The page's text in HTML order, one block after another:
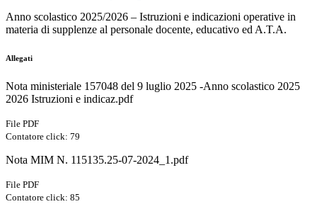
Anno scolastico 2025/2026 – Istruzioni e indicazioni operative in
materia di supplenze al personale docente, educativo ed A.T.A.
Allegati
Nota ministeriale 157048 del 9 luglio 2025 -Anno scolastico 2025
2026 Istruzioni e indicaz.pdf
File PDF
Contatore click: 79
Nota MIM N. 115135.25-07-2024_1.pdf
File PDF
Contatore click: 85